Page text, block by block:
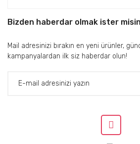
Bizden haberdar olmak ister
Mail adresinizi bırakın en yeni ürünler,
kampanyalardan ilk siz haberdar olun!